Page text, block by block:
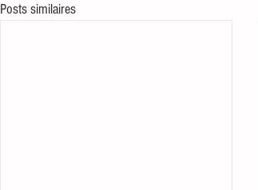
Posts similaires